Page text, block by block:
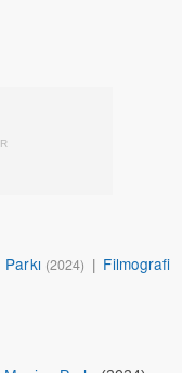
(2024) | Filmografi